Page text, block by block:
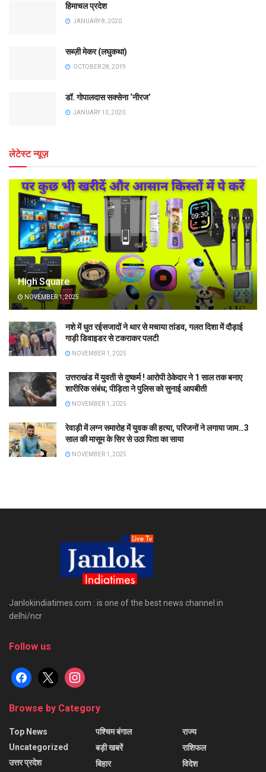
हिमाचल प्रदेश
JANUARY 8, 2020
सब्ज़ी मेकर (लघुकथा)
OCTOBER 28, 2019
डॉ. गोपालदास सक्सेना ‘नीरज’
JANUARY 13, 2020
लेटेस्ट न्यूज़
High Square
NOVEMBER 1, 2025
नशे में धुत रईसजादों ने थार से मचाया तांडव, गलत दिशा में दौड़ाई
गाड़ी डिवाइडर से टकराकर पलटी
NOVEMBER 1, 2025
उत्तराखंड में युवती से दुष्कर्म ! आरोपी ठेकेदार ने 1 साल तक बनाए
शारीरिक संबंध; पीड़िता ने पुलिस को सुनाई आपबीती
NOVEMBER 1, 2025
रेवाड़ी में लग्न समारोह में युवक की हत्या, परिजनों ने लगाया जाम…3
साल की मासूम के सिर से उठा पिता का साया
NOVEMBER 1, 2025
Janlokindiatimes.com : is one of the best news channel in
delhi/ncr
Follow us
facebook
x instagram
Browse by Category
Top News
Uncategorized
उत्तर प्रदेश
पश्चिम बंगाल
बड़ी खबरें
बिहार
राज्य
राशिफल
विदेश